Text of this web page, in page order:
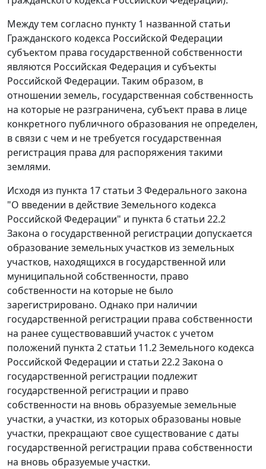
Между тем согласно пункту 1 названной статьи
Гражданского кодекса Российской Федерации
субъектом права государственной собственности
являются Российская Федерация и субъекты
Российской Федерации. Таким образом, в
отношении земель, государственная собственность
на которые не разграничена, субъект права в лице
конкретного публичного образования не определен,
в связи с чем и не требуется государственная
регистрация права для распоряжения такими
землями.
Исходя из пункта 17 статьи 3Федерального закона
"О введении в действие Земельного кодекса
Российской Федерации" и пункта 6 статьи 22.2
Закона о государственной регистрации допускается
образование земельных участков из земельных
участков, находящихся в государственной или
муниципальной собственности, право
собственности на которые не было
зарегистрировано. Однако при наличии
государственной регистрации права собственности
на ранее существовавший участок с учетом
положений пункта 2 статьи 11.2Земельного кодекса
Российской Федерации и статьи 22.2 Закона о
государственной регистрации подлежит
государственной регистрации и право
собственности на вновь образуемые земельные
участки, а участки, из которых образованы новые
участки, прекращают свое существование с даты
государственной регистрации права собственности
на вновь образуемые участки.